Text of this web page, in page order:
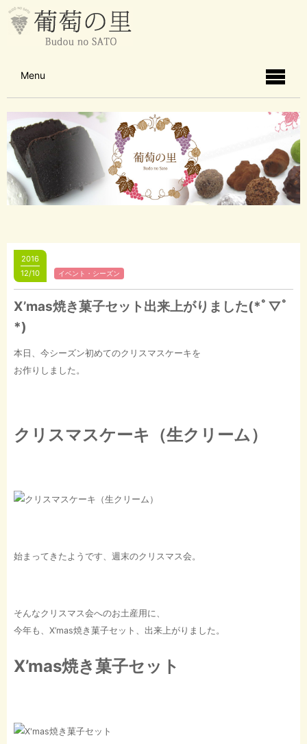
Menu
2016
12/10
イベント・シーズン
X’mas焼き菓子セット出来上がりました(*ﾟ▽ﾟ
*)
本日、今シーズン初めてのクリスマスケーキを
お作りしました。
クリスマスケーキ（生クリーム）
始まってきたようです、週末のクリスマス会。
そんなクリスマス会へのお土産用に、
今年も、X’mas焼き菓子セット、出来上がりました。
X’mas焼き菓子セット